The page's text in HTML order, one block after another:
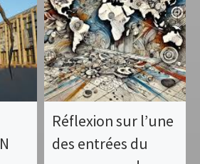
Réflexion sur l’une
des entrées du